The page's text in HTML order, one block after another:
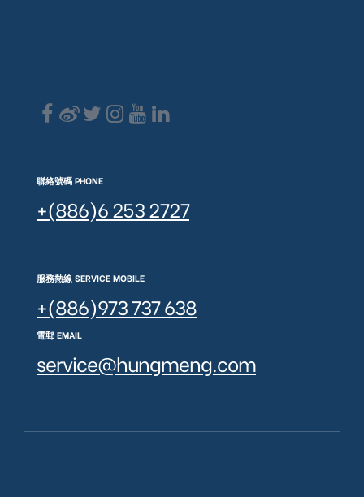
聯絡號碼 PHONE
+(886)6 253 2727
服務熱線 SERVICE MOBILE
+(886)973 737 638
電郵 EMAIL
service@hungmeng.com